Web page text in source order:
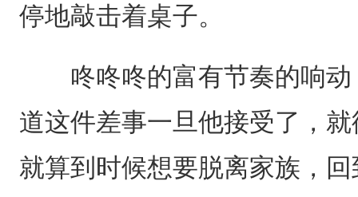
停地敲击着桌子。
咚咚咚的富有节奏的响动
道这件差事一旦他接受了，
就算到时候想要脱离家族，